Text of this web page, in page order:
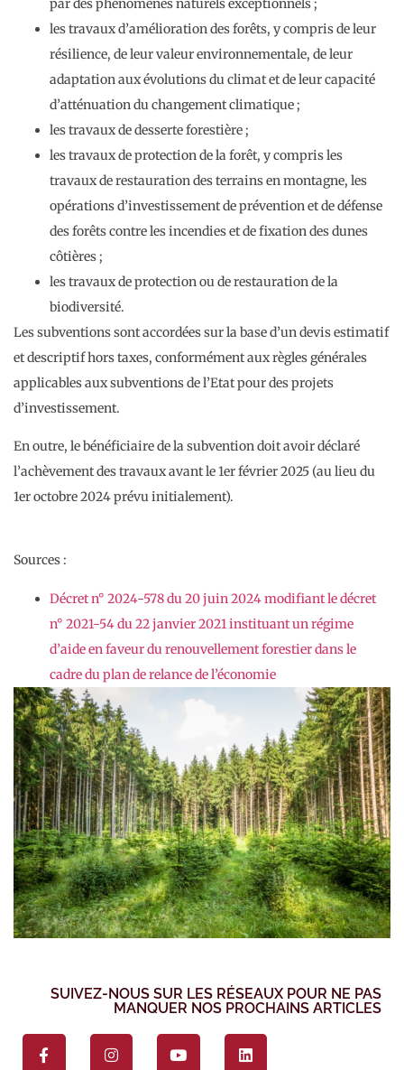
par des phénomènes naturels exceptionnels ;
les travaux d’amélioration des forêts, y compris de leur
résilience, de leur valeur environnementale, de leur
adaptation aux évolutions du climat et de leur capacité
d’atténuation du changement climatique ;
les travaux de desserte forestière ;
les travaux de protection de la forêt, y compris les
travaux de restauration des terrains en montagne, les
opérations d’investissement de prévention et de défense
des forêts contre les incendies et de fixation des dunes
côtières ;
les travaux de protection ou de restauration de la
biodiversité.
Les subventions sont accordées sur la base d’un devis estimatif
et descriptif hors taxes, conformément aux règles générales
applicables aux subventions de l’Etat pour des projets
d’investissement.
En outre, le bénéficiaire de la subvention doit avoir déclaré
l’achèvement des travaux avant le 1er février 2025 (au lieu du
1er octobre 2024 prévu initialement).
Sources :
Décret n° 2024-578 du 20 juin 2024 modifiant le décret
n° 2021-54 du 22 janvier 2021 instituant un régime
d’aide en faveur du renouvellement forestier dans le
cadre du plan de relance de l’économie
SUIVEZ-NOUS SUR LES RÉSEAUX POUR NE PAS
MANQUER NOS PROCHAINS ARTICLES